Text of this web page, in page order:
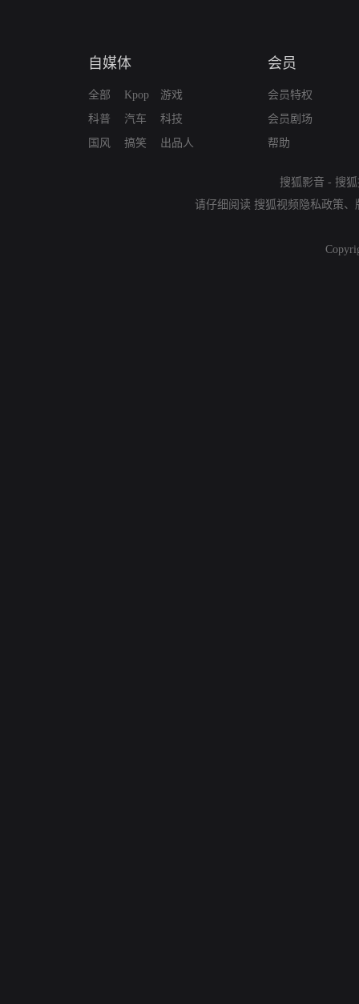
自媒体
全部
科普
国风
Kpop
汽车
搞笑
游戏
科技
出品人
会员
会员特权
会员剧场
帮助
搜狐影音 - 搜
请仔细阅读 搜狐视频隐私政策、